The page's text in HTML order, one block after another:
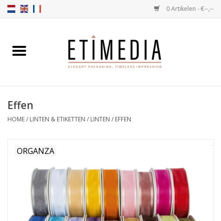
0 Artikelen - €--,--
Home
Transparant
Vulartikelen
Effen
HOME/ LINTEN & ETIKETTEN / LINTEN / EFFEN
ORGANZA